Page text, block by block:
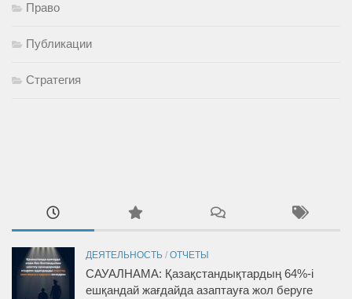
Право
Публикации
Стратегия
ДЕЯТЕЛЬНОСТЬ / ОТЧЕТЫ
САУАЛНАМА: Қазақстандықтардың 64%-і
ешқандай жағдайда азаптауға жол беруге